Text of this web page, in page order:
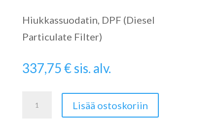
Hiukkassuodatin, DPF (Diesel
Particulate Filter)
337,75€sis. alv.
Converter
Lisää ostoskoriin